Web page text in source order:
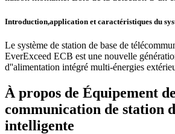
Introduction,application et caractéristiques du
Le système de station de base de
EverExceed ECB est une nouvelle
d''alimentation intégré multi-énergies
À propos de Équipement de
communication de station
intelligente